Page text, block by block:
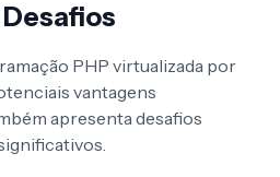
PHP virtualizada por
vantagens
apresenta desafios